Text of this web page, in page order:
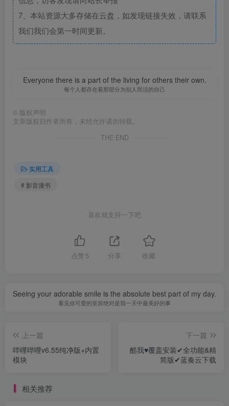
7、本站资源大多存储在云盘，如发现链接失效，请联系
我们我们会第一时间更新。
Everyone there is a part of the living for others their own.
每个人都存在着那部分为别人而活的自己
© 版权声明
文章版权归作者所有，未经允许请勿转载。
THE END
实用工具
# 影音漫书
喜欢就支持一下吧
点赞 5 分享 收藏
Seeing your adorable smile is the absolute best part of my day.
看见你可爱的笑容绝对是我一天中最美好的事
上一篇
哔哩哔哩v6.55纯净版+内置
模块
下一篇
酷我♥覆盖安装✔全功能&精
简版✔蓝奏云下载
相关推荐